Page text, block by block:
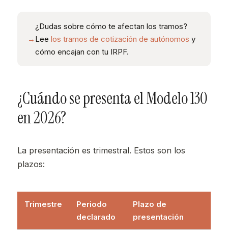
→
¿Dudas sobre cómo te afectan los tramos?
Lee los tramos de cotización de autónomos y
cómo encajan con tu IRPF.
¿Cuándo se presenta el Modelo 130
en 2026?
La presentación es trimestral. Estos son los
plazos:
Trimestre
Periodo
declarado
Plazo de
presentación